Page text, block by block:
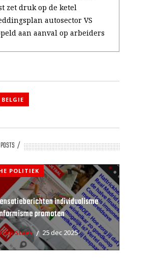
zet druk op de ketel
autosector VS
aan aanval op arbeiders
BELGIE
POLITIEK
individualisme
promoten
Staes 25 dec 2025